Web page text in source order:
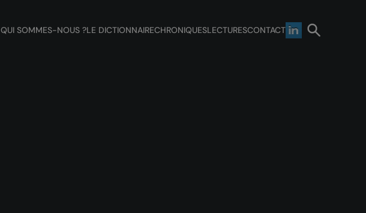
QUI SOMMES-NOUS ?LE DICTIONNAIRECHRONIQUESLECTURESCONTACT